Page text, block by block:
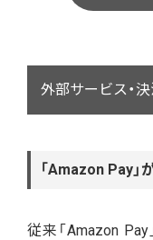
外部サービス・
「Amazon Pay
従来「Amazon